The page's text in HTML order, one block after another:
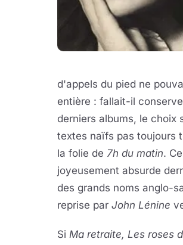
d'appels du pied ne
entière : fallait-il
derniers albums, le choix
textes naïfs pas toujours
la folie de 7h du matin.
joyeusement absurde
des grands noms anglo-
reprise par John Lénine
Si Ma retraite, Les roses